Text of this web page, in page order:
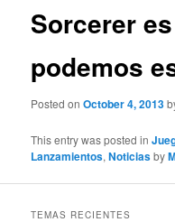
Sorcerer
podemos
Posted onOctober 4, 2013
This entry was posted in
Lanzamientos,Noticiasby
TEMAS RECIENTES